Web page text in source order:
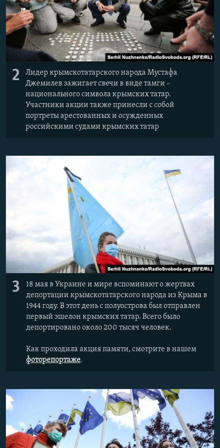
2
Лидер крымскотатарского народа Мустафа
Джемилев зажигает свечи в виде тамги –
национального символа крымских татар.
Участники акции также принесли с собой
портреты арестованных и осужденных
российскими судами крымских татар
3
18 мая в Украине и мире вспоминают о жертвах
депортации крымскотатарского народа из Крыма в
1944 году. В этот день с полуострова был отправлен
первый эшелон крымских татар. Всего было
депортировано около 200 тысяч человек.
Как проходила акция памяти, смотрите в нашем
фоторепортаже.